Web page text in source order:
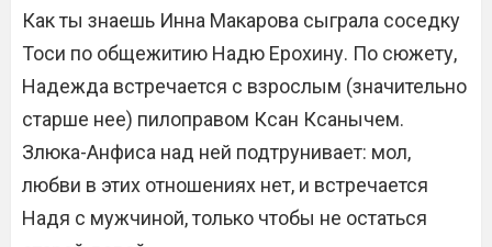
Как ты знаешь Инна Макарова сыграла соседку
Тоси по общежитию Надю Ерохину. По сюжету,
Надежда встречается с взрослым (значительно
старше нее) пилоправом Ксан Ксанычем.
Злюка-Анфиса над ней подтрунивает: мол,
любви в этих отношениях нет, и встречается
Надя с мужчиной, только чтобы не остаться